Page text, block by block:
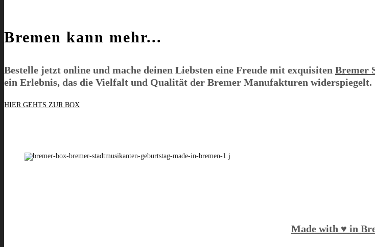
Bremen kann mehr...
Bestelle jetzt online und mache deinen Liebsten eine Freude mit exquisiten Bremer
ein Erlebnis, das die Vielfalt und Qualität der Bremer Manufakturen widerspiegelt.
HIER GEHTS ZUR BOX
Made with ♥️ in